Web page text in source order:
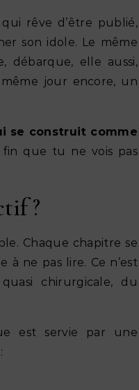
rêve d’être publié,
son idole. Le même
débarque, elle aussi,
jour encore, un
se construit comme
fin que tu ne vois pas
?
Chaque chapitre se
ne pas lire. Ce n’est
chirurgicale, du
est servie par une